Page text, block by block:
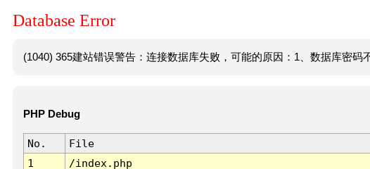
Database Error
(1040) 365建站错误警告：连接数据库失败，可能的原因：1、数据库密码
PHP Debug
No. File
1
/index.php